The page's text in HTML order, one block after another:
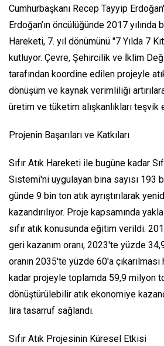
Cumhurbaşkanı Recep Tayyip
Erdoğan’ın öncülüğünde 2017 yılında
Hareketi, 7. yıl dönümünü "7 Yılda 7
kutluyor. Çevre, Şehircilik ve İklim
tarafından koordine edilen projeyle
dönüşüm ve kaynak verimliliği
üretim ve tüketim alışkanlıkları teşvik
Projenin Başarıları ve Katkıları
Sıfır Atık Hareketi ile bugüne kadar
Sistemi'ni uygulayan bina sayısı 193
günde 9 bin ton atık ayrıştırılarak
kazandırılıyor. Proje kapsamında
sıfır atık konusunda eğitim verildi.
geri kazanım oranı, 2023'te yüzde
oranın 2035'te yüzde 60'a
kadar projeyle toplamda 59,9 milyon
dönüştürülebilir atık ekonomiye
lira tasarruf sağlandı.
Sıfır Atık Projesinin Küresel Etkisi